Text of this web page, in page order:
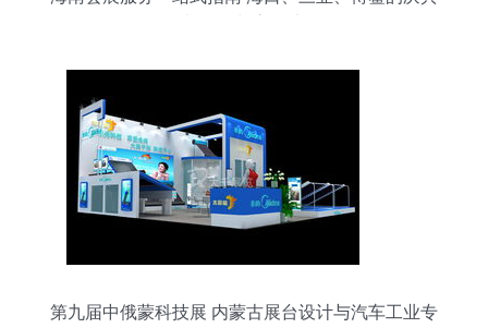
第九届中俄蒙科技展 内蒙古展台设计与汽车工业专